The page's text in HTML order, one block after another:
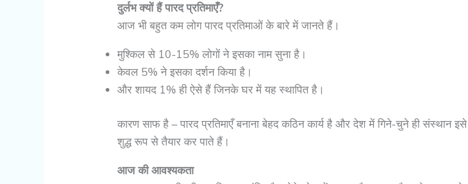
दुर्लभ क्यों हैं पारद प्रतिमाएँ?
आज भी बहुत कम लोग पारद प्रतिमाओं के बारे में जानते हैं।
मुश्किल से 10-15% लोगों ने इसका नाम सुना है।
केवल 5% ने इसका दर्शन किया है।
और शायद 1% ही ऐसे हैं जिनके घर में यह स्थापित है।
कारण साफ है – पारद प्रतिमाएँ बनाना बेहद कठिन कार्य है और देश में गिने-चुने ही संस्थान इसे
शुद्ध रूप से तैयार कर पाते हैं।
आज की आवश्यकता